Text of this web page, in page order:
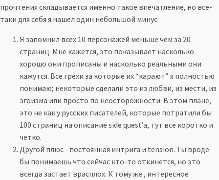
прочтения складывается именно такое впечатление, но все-
таки для себя я нашел один небольшой минус
Я запомнил всех 10 персонажей меньше чем за 20
страниц. Мне кажется, это показывает насколько
хорошо они прописаны и насколько реальными они
кажутся. Все грехи за которые их “карают” я полностью
понимаю; некоторые сделали это из любви, из мести, из
эгоизма или просто по неосторожности. В этом плане,
это не как у русских писателей, которые потратили бы
100 страниц на описание side quest’a, тут все коротко и
четко.
Другой плюс - постоянная интрига и tension. Ты вроде
бы понимаешь что сейчас кто-то откинется, но это
всегда застает врасплох. К тому же , интересное